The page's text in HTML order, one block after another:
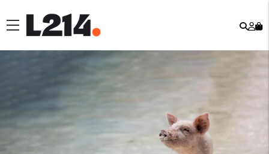
menu